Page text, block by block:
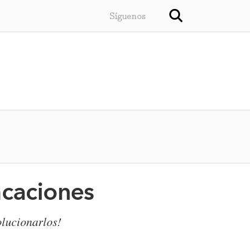
Síguenos